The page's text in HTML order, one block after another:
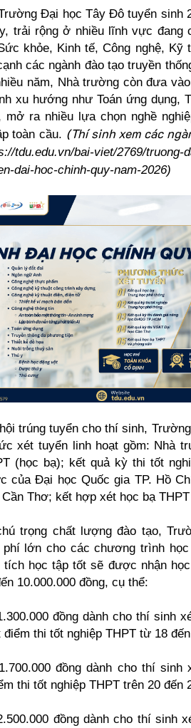
Đại học Tây Đô tuyển sinh
trải rộng ở nhiều lĩnh vực đang
khỏe, Kinh tế, Công nghệ, Kỹ
các ngành đào tạo truyền
năm, Nhà trường còn đưa
xu hướng như Toán ứng dụng,
mở ra nhiều lựa chọn nghề
toàn cầu. (Thí sinh xem các
tdu.edu.vn/bai-viet/2769/truong-
dai-hoc-chinh-quy-nam-2026)
trúng tuyển cho thí sinh,
xét tuyển linh hoạt gồm: Nhà
(học bạ); kết quả kỳ thi tốt
của Đại học Quốc gia TP. Hồ
Thơ; kết hợp xét học bạ
trọng chất lượng đào tạo,
phí lớn cho các chương trình
tích học tập tốt sẽ được nhận
10.000.000 đồng, cụ thể:
đồng dành cho thí sinh
thi tốt nghiệp THPT từ 18
đồng dành cho thí
thi tốt nghiệp THPT trên 20 đến
đồng dành cho thí sinh